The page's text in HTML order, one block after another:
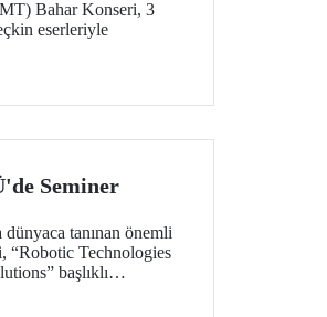
Bahar Konseri, 3
eserleriyle
Seminer
tanınan önemli
“Robotic Technologies
başlıklı